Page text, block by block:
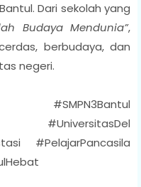
Dari sekolah yang
Budaya Mendunia”,
berbudaya, dan
negeri.
#SMPN3Bantul
#UniversitasDel
#PelajarPancasila